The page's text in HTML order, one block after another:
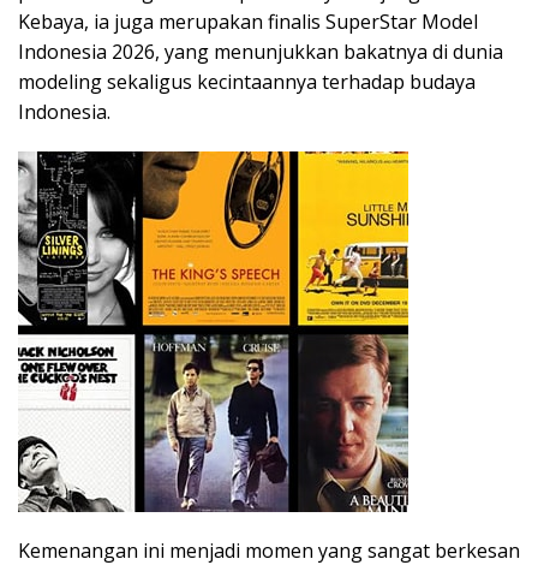
Kebaya, ia juga merupakan finalis SuperStar Model
Indonesia 2026, yang menunjukkan bakatnya di dunia
modeling sekaligus kecintaannya terhadap budaya
Indonesia.
Kemenangan ini menjadi momen yang sangat berkesan